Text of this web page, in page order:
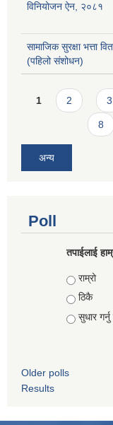
विनियोजन ऐन, २०८१
सामाजिक सुरक्षा भत्ता
(पहिलो संशोधन)
Pages
1 2 3
8
अन्य
Poll
तपाईलाई
Choices
राम्रो
ठिकै
सुधार गर्नु
Older polls
Results